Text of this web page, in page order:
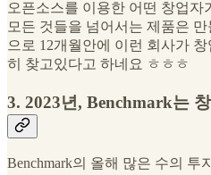
오픈소스를 이용한 어떤 창업자
모든 것들을 넘어서는 제품은
으로 12개월안에 이런 회사가
히 찾고있다고 하네요 ㅎㅎㅎ
3. 2023년, Benchmark는
Benchmark의 올해 많은 수의 투